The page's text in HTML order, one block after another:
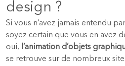
design ?
Si vous n’avez jamais entendu
soyez certain que vous en avez
oui, l’animation d’objets
se retrouve sur de nombreux